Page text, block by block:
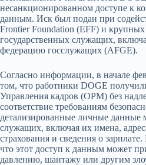
несанкционированном доступе к
данным. Иск был подан при
Frontier Foundation (EFF) и
государственных служащих,
федерацию госслужащих (AFGE).
Согласно информации, в начале
том, что работники DOGE
Управления кадров (OPM) без
соответствие требованиям
детализированные личные данные
служащих, включая их имена,
страхования и сведения о
что этот доступ к данным может
давлению, шантажу или другим